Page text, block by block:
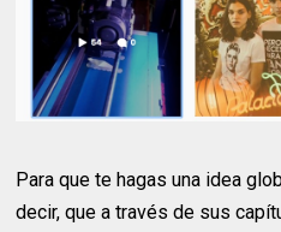
Para que te hagas una idea
decir, que a través de sus